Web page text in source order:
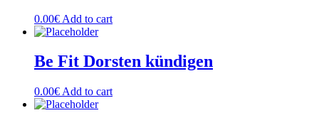
0.00€ Add to cart
Be Fit Dorsten kündigen
0.00€ Add to cart